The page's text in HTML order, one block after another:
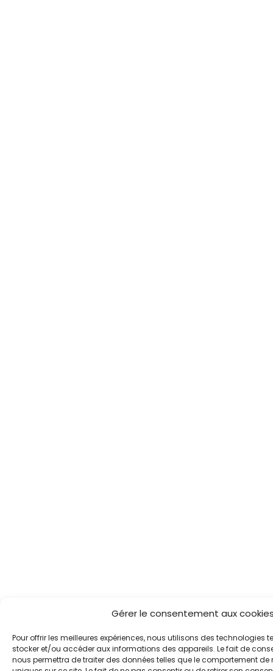
Gérer le consentement aux
Pour offrir les meilleures expériences, nous utilisons des technologies
stocker et/ou accéder aux informations des appareils. Le fait de
nous permettra de traiter des données telles que le comportement de